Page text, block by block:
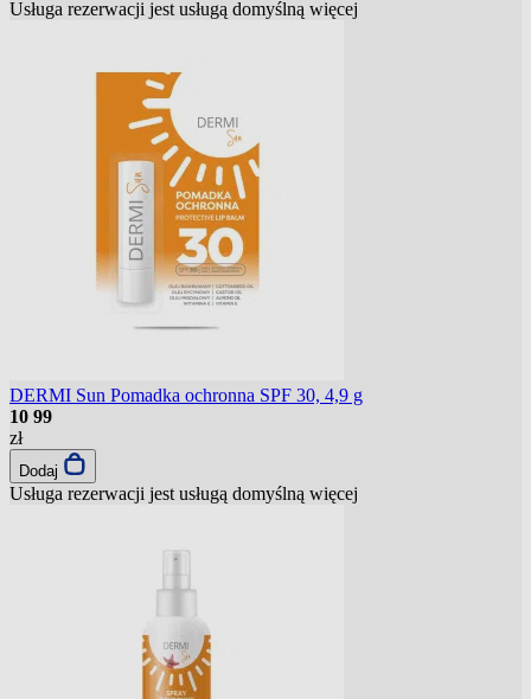
Usługa rezerwacji jest usługą domyślną więcej
DERMI Sun Pomadka ochronna SPF 30, 4,9 g
10 99
zł
Dodaj
Usługa rezerwacji jest usługą domyślną więcej